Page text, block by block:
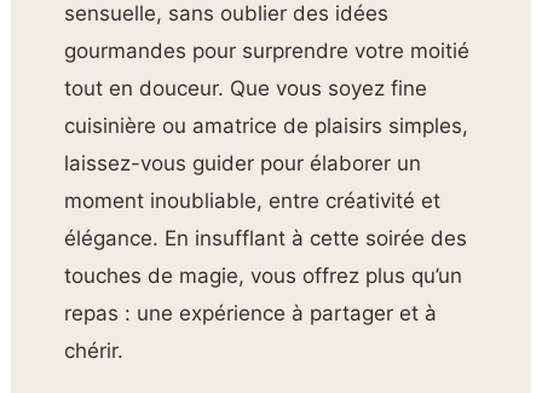
sensuelle, sans oublier des idées
gourmandes pour surprendre votre moitié
tout en douceur. Que vous soyez fine
cuisinière ou amatrice de plaisirs simples,
laissez-vous guider pour élaborer un
moment inoubliable, entre créativité et
élégance. En insufflant à cette soirée des
touches de magie, vous offrez plus qu’un
repas : une expérience à partager et à
chérir.